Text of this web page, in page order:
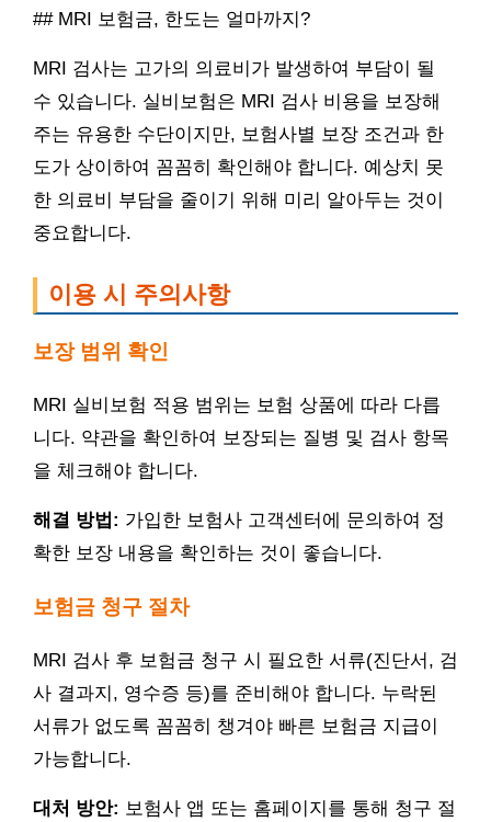
## MRI 보험금, 한도는 얼마까지?
MRI 검사는 고가의 의료비가 발생하여 부담이 될
수 있습니다. 실비보험은 MRI 검사 비용을 보장해
주는 유용한 수단이지만, 보험사별 보장 조건과 한
도가 상이하여 꼼꼼히 확인해야 합니다. 예상치 못
한 의료비 부담을 줄이기 위해 미리 알아두는 것이
중요합니다.
이용 시 주의사항
보장 범위 확인
MRI 실비보험 적용 범위는 보험 상품에 따라 다릅
니다. 약관을 확인하여 보장되는 질병 및 검사 항목
을 체크해야 합니다.
해결 방법: 가입한 보험사 고객센터에 문의하여 정
확한 보장 내용을 확인하는 것이 좋습니다.
보험금 청구 절차
MRI 검사 후 보험금 청구 시 필요한 서류(진단서, 검
사 결과지, 영수증 등)를 준비해야 합니다. 누락된
서류가 없도록 꼼꼼히 챙겨야 빠른 보험금 지급이
가능합니다.
대처 방안: 보험사 앱 또는 홈페이지를 통해 청구 절